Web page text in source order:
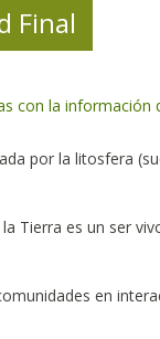
Final
con la
por la litosfera
Tierra es un ser
en